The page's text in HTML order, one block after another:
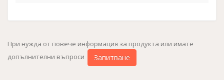
При нужда от повече информация за продукта или имате
допълнителни въпроси
Запитване